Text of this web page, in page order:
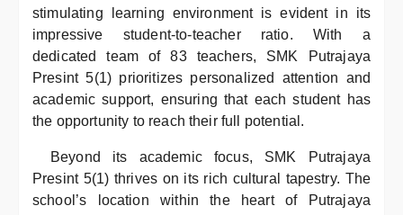
stimulating learning environment is evident in its
impressive student-to-teacher ratio. With a
dedicated team of 83 teachers, SMK Putrajaya
Presint 5(1) prioritizes personalized attention and
academic support, ensuring that each student has
the opportunity to reach their full potential.
Beyond its academic focus, SMK Putrajaya
Presint 5(1) thrives on its rich cultural tapestry. The
school’s location within the heart of Putrajaya